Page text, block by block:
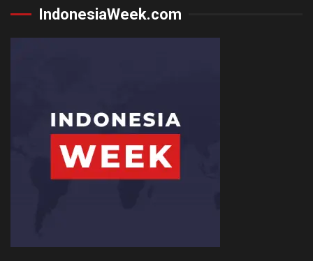
IndonesiaWeek.com